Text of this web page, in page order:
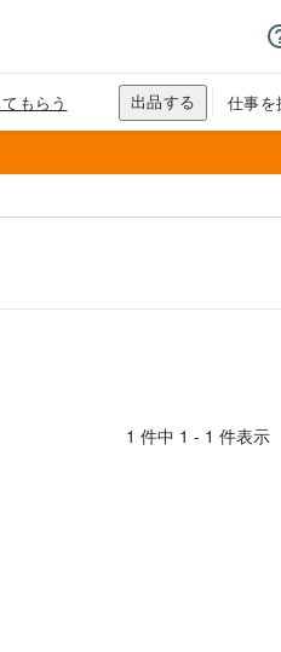
1 件中 1 - 1 件表示